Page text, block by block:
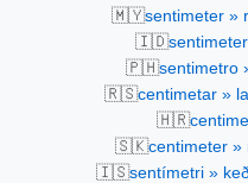
🇲🇾sentimeter »
🇮🇩
🇵🇭sentimetro
🇷🇸centimetar »
🇭🇷
🇸🇰centimeter »
🇮🇸sentímetri »